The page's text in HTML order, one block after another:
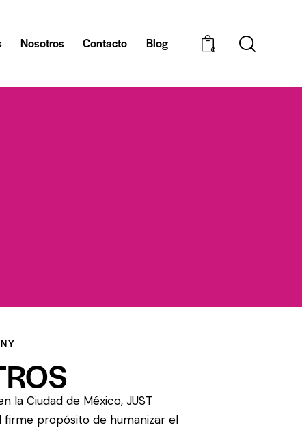
Nosotros Contacto Blog 0
la Ciudad de México, JUST
firme propósito de humanizar el